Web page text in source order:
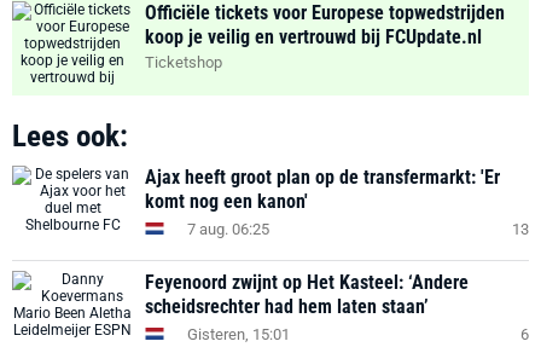
Officiële tickets voor Europese topwedstrijden
koop je veilig en vertrouwd bij FCUpdate.nl
Ticketshop
Lees ook:
Ajax heeft groot plan op de transfermarkt: 'Er
komt nog een kanon'
7 aug. 06:25 13
Feyenoord zwijnt op Het Kasteel: ‘Andere
scheidsrechter had hem laten staan’
Gisteren, 15:01 6